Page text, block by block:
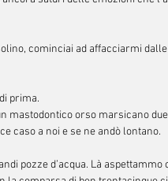
cominciai ad affacciarmi
prima.
mastodontico orso marsicano
caso a noi e se ne andò lontano.
pozze d’acqua. Là